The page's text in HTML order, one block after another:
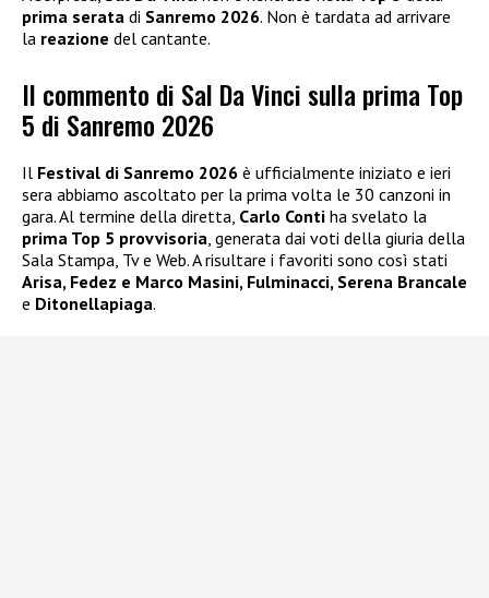
prima serata di Sanremo 2026. Non è tardata ad arrivare
la reazione del cantante.
Il commento di Sal Da Vinci sulla prima Top
5 di Sanremo 2026
Il Festival di Sanremo 2026 è ufficialmente iniziato e ieri
sera abbiamo ascoltato per la prima volta le 30 canzoni in
gara. Al termine della diretta, Carlo Conti ha svelato la
prima Top 5 provvisoria , generata dai voti della giuria della
Sala Stampa, Tv e Web. A risultare i favoriti sono così stati
Arisa, Fedez e Marco Masini, Fulminacci, Serena Brancale
e Ditonellapiaga.